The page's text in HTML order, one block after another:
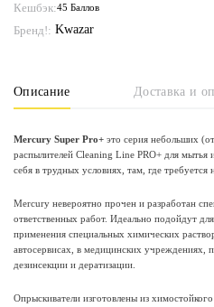
Кешбэк:45 Баллов
Бренд!: Kwazar
Описание Доставка и
Mercury Super Pro+ это серия небольших
распылителей Cleaning Line PRO+ для мытья
себя в трудных условиях, там, где требуется
Mercury невероятно прочен и разработан
ответственных работ. Идеально подойдут
применения специальных химических
автосервисах, в медицинских учреждениях,
дезинсекции и дератизации.
Опрыскиватели изготовлены из